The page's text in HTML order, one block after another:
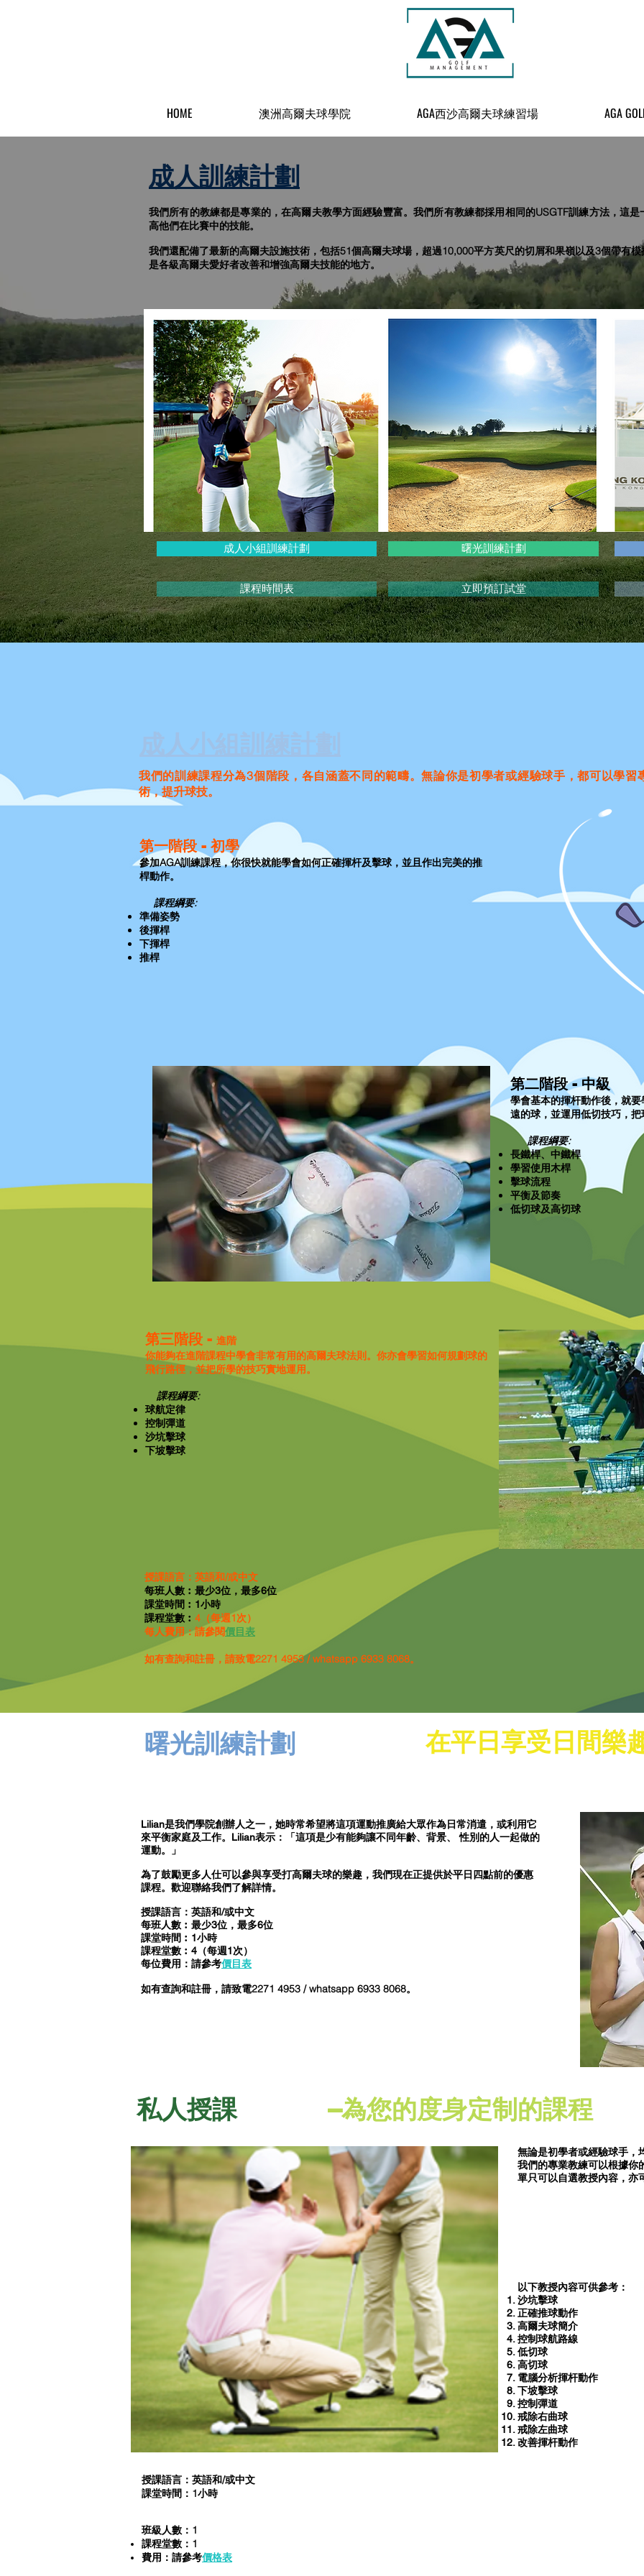
HOME 澳洲高爾夫球學院 AGA西沙高爾夫球練習場 AGA
成人訓練計劃
我們所有的教練都是專業的，在高爾夫教學方面經驗豐富。我們所有教練都採用相同的USGTF訓練方法，這
高他們在比賽中的技能。
我們還配備了最新的高爾夫設施技術，包括51個高爾夫球場，超過10,000平方英尺的切屑和果嶺以及3個帶有
是各級高爾夫愛好者改善和增強高爾夫技能的地方。
成人小組訓練計劃
課程時間表
曙光訓練計劃
立即預訂試堂
我們的訓練課程分為3個階段，各自涵蓋不同的範疇。無論你是初學者或經驗球手，都可以學習
術，提升球技。
第一階段 - 初學
參加AGA訓練課程，你很快就能學會如何正確揮杆及擊球，並且作出完美的推
桿動作。
課程綱要:
準備姿勢
後揮桿
下揮桿
推桿
第二階段 - 中級
學會基本的揮杆動作後，就
遠的球，並運用低切技巧，
課程綱要:
長鐵桿、中鐵桿
學習使用木桿
擊球流程
平衡及節奏
低切球及高切球
第三階段 - 進階
你能夠在進階課程中學會非常有用的高爾夫球法則。你亦會學習如何規劃球的
飛行路徑，並把所學的技巧實地運用。
課程綱要:
球航定律
控制彈道
沙坑擊球
下坡擊球
授課語言：英語和/或中文
每班人數︰最少3位，最多6位
課堂時間︰1小時
課程堂數︰ 4（每週1次）
每人費用：請參閱價目表
如有查詢和註冊，請致電2271 4953 / whatsapp 6933 8068。
Lilian是我們學院創辦人之一，她時常希望將這項運動推廣給大眾作為日常消遣，或利用它
來平衡家庭及工作。Lilian表示：「這項是少有能夠讓不同年齡、背景、 性別的人一起做的
運動。」
為了鼓勵更多人仕可以參與享受打高爾夫球的樂趣，我們現在正提供於平日四點前的優惠
課程。歡迎聯絡我們了解詳情。
授課語言：英語和/或中文
每班人數︰最少3位，最多6位
課堂時間︰1小時
課程堂數︰4（每週1次）
每位費用：請參考價目表
如有查詢和註冊，請致電2271 4953 / whatsapp 6933 8068。
曙光訓練計劃 在平日享受日間樂
私人授課 –為您的度身定制的課程
無論是初學者或經驗球手，
我們的專業教練可以根據你
單只可以自選教授內容，亦
以下教授內容可供參考：
沙坑擊球
正確推球動作
高爾夫球簡介
控制球航路線
低切球
高切球
電腦分析揮杆動作
下坡擊球
控制彈道
戒除右曲球
戒除左曲球
改善揮杆動作
授課語言：英語和/或中文
課堂時間 ：1小時
班級人數：1
課程堂數 ：1
費用：請參考價格表